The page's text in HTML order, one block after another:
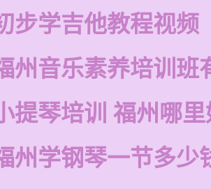
步学吉他教程视频
州音乐素养培训班
提琴培训 福州哪
州学钢琴一节多少